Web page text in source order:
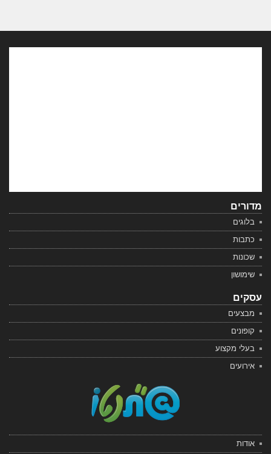
מדורים
בלוגים
כתבות
שכונות
שימושון
עסקים
מבצעים
קופונים
בעלי מקצוע
אירועים
אודות